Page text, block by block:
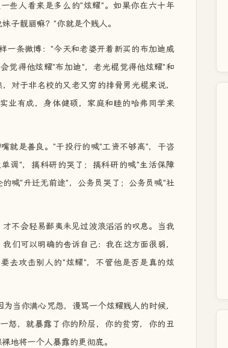
些人看来是多么的"炫耀"。如果你在六十年
子靓丽嘛？"你就是个贱人。
一条微博："今天和老婆开着新买的布加迪威
觉得他炫耀"布加迪"，老光棍觉得他炫耀"和
对于非名校的又老又穷的排骨男光棍来说，
业有成，身体健硕，家庭和睦的哈弗同学来
就是善良。"干投行的喊"工资不够高"，干咨
调"，搞科研的哭了；搞科研的喊"生活保障
喊"升迁无前途"，公务员哭了；公务员喊"社
不会轻易鄙夷未见过波浪滔滔的叹息。当我
们可以明确的告诉自己：我在这方面很弱，
去攻击别人的"炫耀"，不管他是否是真的炫
当你满心咒怨，谩骂一个炫耀贱人的时候，
怒，就暴露了你的阶层，你的贫穷，你的丑
地将一个人暴露的更彻底。